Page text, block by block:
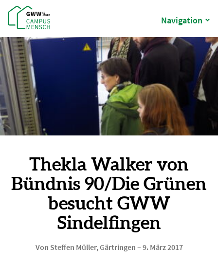
Navigation
Thekla Walker von
Bündnis 90/Die Grünen
besucht GWW
Sindelfingen
Von Steffen Müller, Gärtringen – 9. März 2017